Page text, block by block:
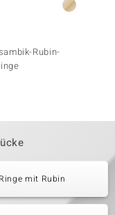
Rubin-
Ringe mit Rubin